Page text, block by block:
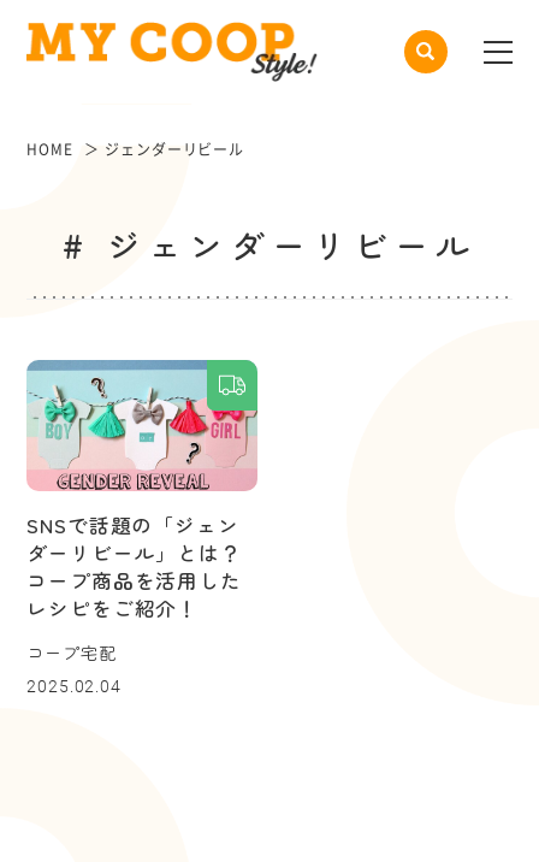
HOME ジェンダーリビール
# ジェンダーリビール
SNSで話題の「ジェン
ダーリビール」とは？
コープ商品を活用した
レシピをご紹介！
コープ宅配
2025.02.04